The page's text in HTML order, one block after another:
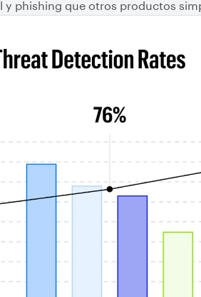
y phishing que otros productos